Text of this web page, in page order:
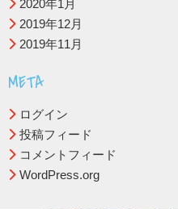
2020年1月
2019年12月
2019年11月
META
ログイン
投稿フィード
コメントフィード
WordPress.org